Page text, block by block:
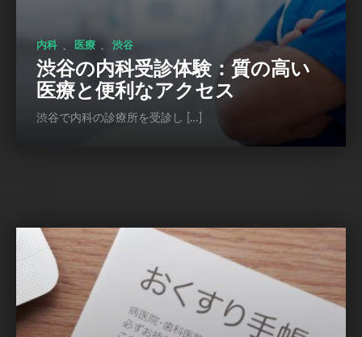
内科 医療 渋谷
渋谷の内科受診体験：質の高い
医療と便利なアクセス
渋谷で内科の診療所を受診し […]